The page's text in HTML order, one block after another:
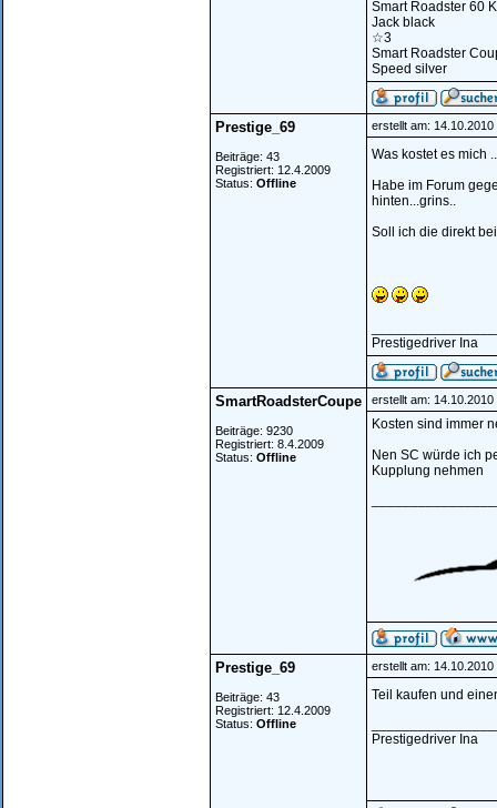
Smart Roadster 60
Jack black
☆3
Smart Roadster
Speed silver
Prestige_69
Beiträge: 43
Registriert: 12.4.2009
Status: Offline
erstellt am:
Was kostet es mich
Habe im Forum
hinten...grins..
Soll ich die direkt
Prestigedriver Ina
SmartRoadsterCoupe
Beiträge: 9230
Registriert: 8.4.2009
Status: Offline
erstellt am:
Kosten sind immer
Nen SC würde ich
Kupplung nehmen
Prestige_69
Beiträge: 43
Registriert: 12.4.2009
Status: Offline
erstellt am:
Teil kaufen und
Prestigedriver Ina